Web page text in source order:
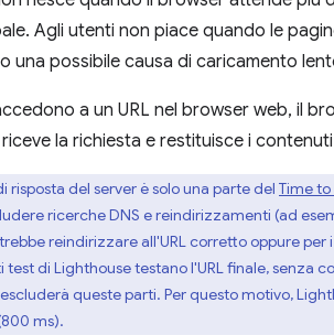
Agli utenti non piace quando le
una possibile causa di caricamento
a un URL nel browser web, il
la richiesta e restituisce i
risposta del server è solo una parte del Time to
ricerche DNS e reindirizzamenti (ad
reindirizzare all'URL corretto oppure
di Lighthouse testano l'URL finale, senza
queste parti. Per questo motivo,
ms).